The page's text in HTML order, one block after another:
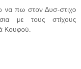
να πω στον Δυσ-στιχο
με τους στίχους
Κουφού.